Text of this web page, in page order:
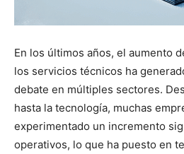
En los últimos años, el aumento
los servicios técnicos ha
debate en múltiples sectores.
hasta la tecnología, muchas
experimentado un incremento
operativos, lo que ha puesto en